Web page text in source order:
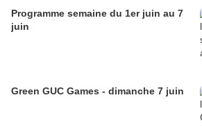
Programme semaine du 1er juin au 7
juin
Green GUC Games - dimanche 7 juin